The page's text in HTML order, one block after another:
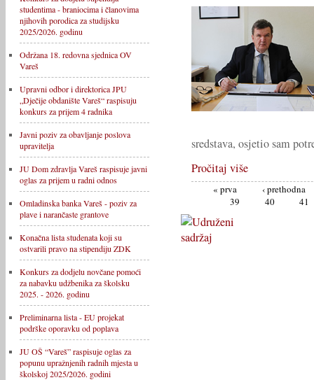
studentima - braniocima i članovima
njihovih porodica za studijsku
2025/2026. godinu
Održana 18. redovna sjednica OV
Vareš
Upravni odbor i direktorica JPU
„Dječije obdanište Vareš“ raspisuju
konkurs za prijem 4 radnika
Javni poziv za obavljanje poslova
upravitelja
JU Dom zdravlja Vareš raspisuje javni
oglas za prijem u radni odnos
Omladinska banka Vareš - poziv za
plave i narančaste grantove
Konačna lista studenata koji su
ostvarili pravo na stipendiju ZDK
Konkurs za dodjelu novčane pomoći
za nabavku udžbenika za školsku
2025. - 2026. godinu
Preliminarna lista - EU projekat
podrške oporavku od poplava
JU OŠ “Vareš” raspisuje oglas za
popunu upražnjenih radnih mjesta u
školskoj 2025/2026. godini
sredstava, osjetio sam
Pročitaj više
« prva
‹ prethodna
39
40 41